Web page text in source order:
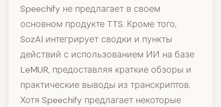
Speechify не предлагает в своем
основном продукте TTS. Кроме того,
SozAI интегрирует сводки и пункты
действий с использованием ИИ на базе
LeMUR, предоставляя краткие обзоры и
практические выводы из транскриптов.
Хотя Speechify предлагает некоторые